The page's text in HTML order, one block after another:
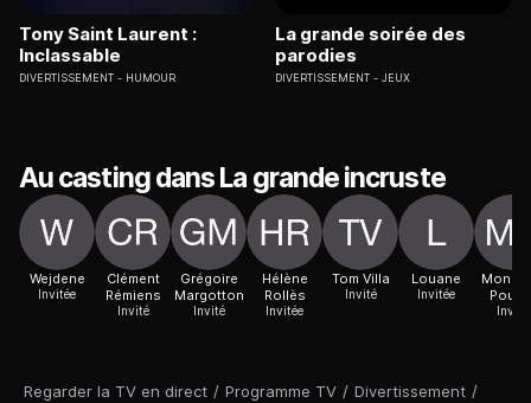
Regarder la TV en direct / Programme TV / Divertissement /
Tony Saint Laurent :
Inclassable
DIVERTISSEMENT HUMOUR
La grande soirée des
parodies
DIVERTISSEMENT JEUX
Au casting dans La grande incruste
Wejdene
Invitée
Clément
Rémiens
Invité
Grégoire
Margotton
Invité
Hélène
Rollès
Invitée
Tom Villa
Invité
Louane
Invitée
Invité